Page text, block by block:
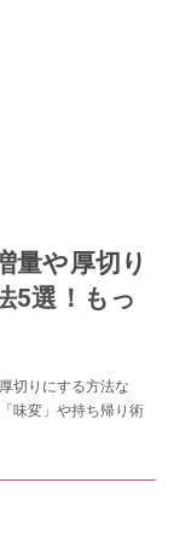
量や厚切り
5選！もっ
切りにする方法な
味変」や持ち帰り術